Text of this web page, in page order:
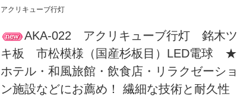
アクリキューブ行灯
AKA-022 アクリキューブ行灯 銘木ツ
キ板 市松模様（国産杉板目）LED電球 ★
ホテル・和風旅館・飲食店・リラクゼーショ
ン施設などにお薦め！ 繊細な技術と耐久性